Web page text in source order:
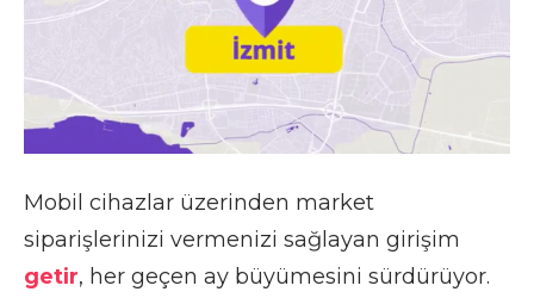
Mobil cihazlar üzerinden market
siparişlerinizi vermenizi sağlayan girişim
getir, her geçen ay büyümesini sürdürüyor.